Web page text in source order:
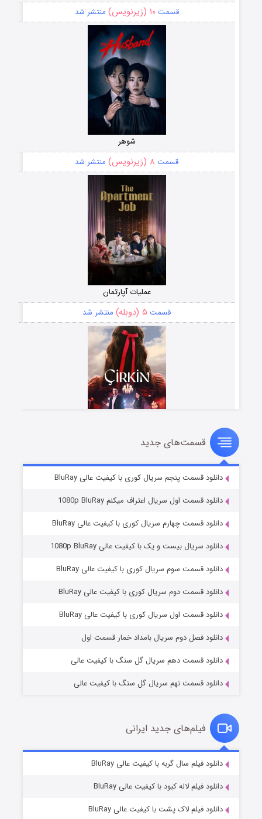
قسمت۱۰ (زیرنویس) منتشر شد
شوهر
قسمت ۸ (زیرنویس) منتشر شد
عملیات آپارتمان
قسمت ۵ (دوبله) منتشر شد
سریال زشت
قسمت۲ (زیرنویس) منتشر شد
مردگان متحرک: شهر مرده ۳
قسمت۲ (زیرنویس) منتشر شد
قسمت۷ (زیرنویس) منتشر شد
قسمت‌های جدید
دانلود قسمت پنجم سریال کوری با کیفیت عالی BluRay
دانلود قسمت اول سریال اعتراف میکنم 1080p BluRay
دانلود قسمت چهارم سریال کوری با کیفیت عالی BluRay
دانلود سریال بیست و یک با کیفیت عالی 1080p BluRay
دانلود قسمت سوم سریال کوری با کیفیت عالی BluRay
دانلود قسمت دوم سریال کوری با کیفیت عالی BluRay
دانلود قسمت اول سریال کوری با کیفیت عالی BluRay
دانلود فصل دوم سریال بامداد خمار قسمت اول
دانلود قسمت دهم سریال گل سنگ با کیفیت عالی
دانلود قسمت نهم سریال گل سنگ با کیفیت عالی
فیلم‌های جدید ایرانی
دانلود فیلم سال گربه با کیفیت عالی BluRay
دانلود فیلم لاله کبود با کیفیت عالی BluRay
دانلود فیلم لاک پشت با کیفیت عالی BluRay